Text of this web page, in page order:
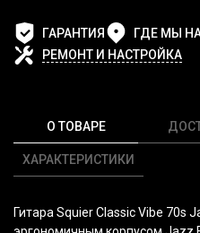
ГАРАНТИЯ
ГДЕ МЫ
РЕМОНТ И НАСТРОЙКА
О ТОВАРЕ
ХАРАКТЕРИСТИКИ
Гитара Squier Classic Vibe 70s